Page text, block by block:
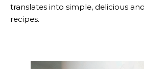
translates into simple, delicious
recipes.